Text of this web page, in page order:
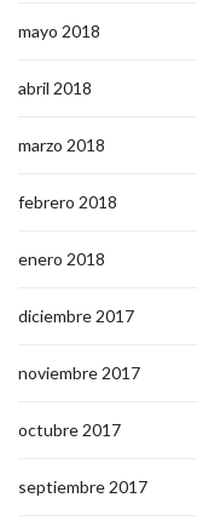
mayo 2018
abril 2018
marzo 2018
febrero 2018
enero 2018
diciembre 2017
noviembre 2017
octubre 2017
septiembre 2017